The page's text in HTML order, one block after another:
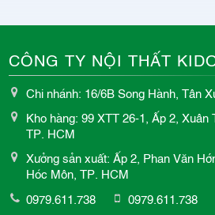
CÔNG TY NỘI THẤT
Chi nhánh: 16/6B Song Hành, Tân
Kho hàng: 99 XTT 26-1, Ấp 2, Xuân
TP. HCM
Xưởng sản xuất: Ấp 2, Phan Văn
Hóc Môn, TP. HCM
0979.611.738
0979.611.738